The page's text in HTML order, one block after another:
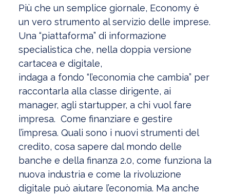
Più che un semplice giornale, Economy è
un vero strumento al servizio delle imprese.
Una “piattaforma” di informazione
specialistica che, nella doppia versione
cartacea e digitale,
indaga a fondo “l’economia che cambia” per
raccontarla alla classe dirigente, ai
manager, agli startupper, a chi vuol fare
impresa. Come finanziare e gestire
l’impresa. Quali sono i nuovi strumenti del
credito, cosa sapere dal mondo delle
banche e della finanza 2.0, come funziona la
nuova industria e come la rivoluzione
digitale può aiutare l’economia. Ma anche